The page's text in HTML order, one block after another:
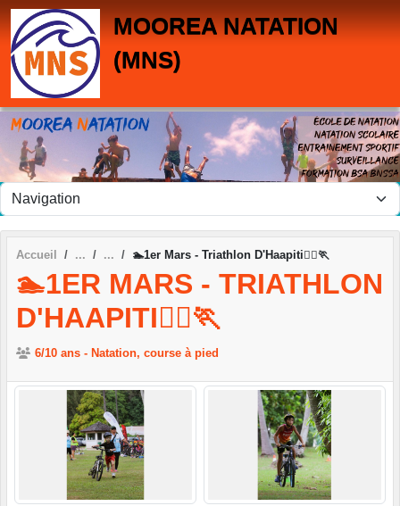
MOOREA NATATION
(MNS)
Accueil 🏊1er Mars - Triathlon D'Haapiti🚴‍♂️🏃
🏊1ER MARS - TRIATHLON
D'HAAPITI🚴‍♂️🏃
6/10 ans - Natation, course à pied
Panneau de gestion des cookies